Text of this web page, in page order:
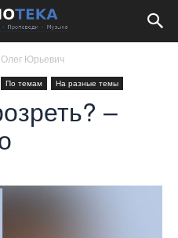
Олег Юрьевич
По темам На разные темы
–